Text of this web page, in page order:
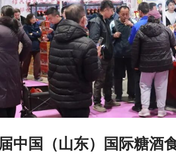
中国（山东）国际糖酒